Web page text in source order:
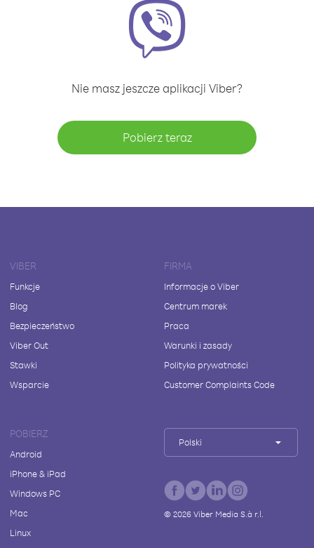
Nie masz jeszcze aplikacji Viber?
Pobierz teraz
VIBER
Funkcje
Blog
Bezpieczeństwo
Viber Out
Stawki
Wsparcie
FIRMA
Informacje o Viber
Centrum marek
Praca
Warunki i zasady
Polityka prywatności
Customer Complaints Code
POBIERZ
Android
iPhone & iPad
Windows PC
Mac
Linux
Polski
© 2026Viber Media S.à r.l.